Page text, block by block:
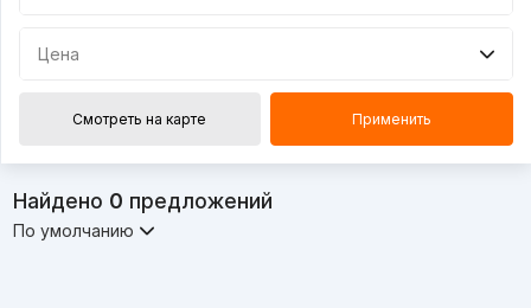
Цена
Смотреть на карте Применить
Найдено 0 предложений
По умолчанию